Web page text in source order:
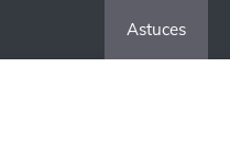
Astuces